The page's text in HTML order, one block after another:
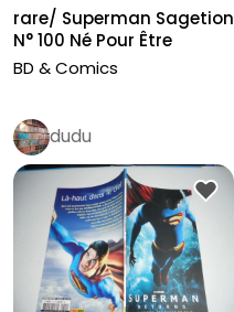
rare/ Superman Sagetion
N° 100 Né Pour Être
Super...
BD & Comics
dudu